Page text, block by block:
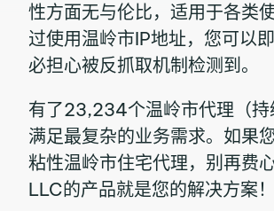
性方面无与伦比，适用于各类
过使用温岭市IP地址，您可以
必担心被反抓取机制检测到。
有了23,234个温岭市代理（持
满足最复杂的业务需求。如果
粘性温岭市住宅代理，别再费
LLC的产品就是您的解决方案！